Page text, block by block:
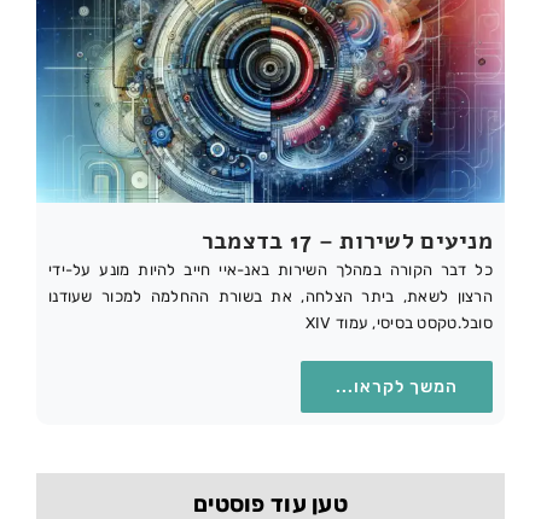
מניעים לשירות – 17 בדצמבר
כל דבר הקורה במהלך השירות באנ-איי חייב להיות מונע על-ידי
הרצון לשאת, ביתר הצלחה, את בשורת ההחלמה למכור שעודנו
סובל.טקסט בסיסי, עמוד XIV
המשך לקראו...
טען עוד פוסטים